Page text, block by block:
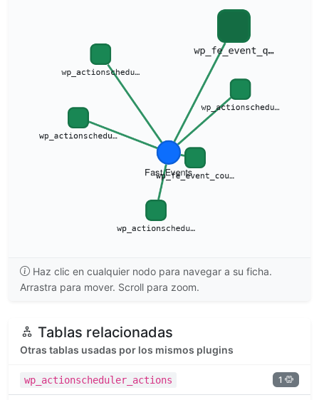
Haz clic en cualquier nodo para navegar a su ficha.
Arrastra para mover. Scroll para zoom.
Tablas relacionadas
Otras tablas usadas por los mismos plugins
wp_actionscheduler_actions 1